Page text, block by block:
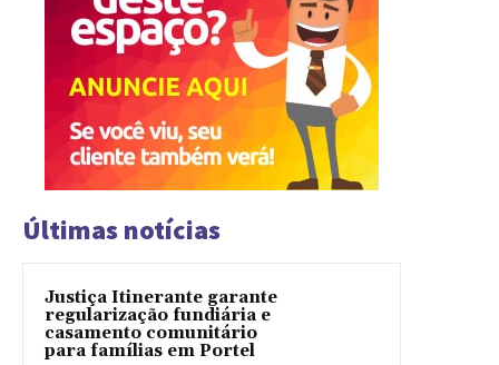
Últimas notícias
Justiça Itinerante garante
regularização fundiária e
casamento comunitário
para famílias em Portel